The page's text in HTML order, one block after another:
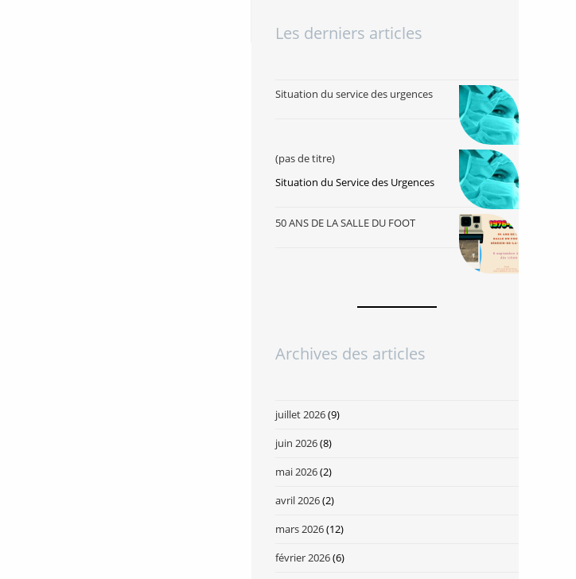
Les derniers articles
Situation du service des urgences
(pas de titre)
Situation du Service des Urgences
50 ANS DE LA SALLE DU FOOT
Archives des articles
juillet 2026(9)
juin 2026(8)
mai 2026(2)
avril 2026(2)
mars 2026(12)
février 2026(6)